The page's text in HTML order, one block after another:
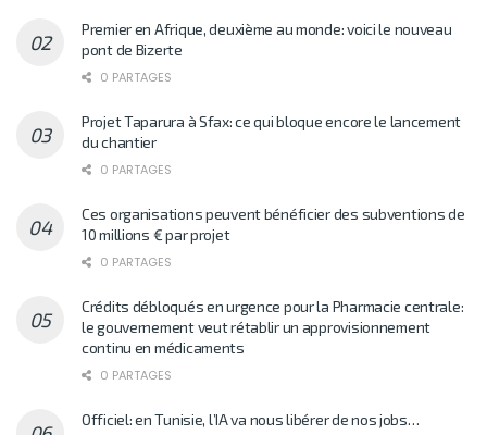
Premier en Afrique, deuxième au monde: voici le nouveau
pont de Bizerte
0 PARTAGES
Projet Taparura à Sfax: ce qui bloque encore le lancement
du chantier
0 PARTAGES
Ces organisations peuvent bénéficier des subventions de
10 millions € par projet
0 PARTAGES
Crédits débloqués en urgence pour la Pharmacie centrale:
le gouvernement veut rétablir un approvisionnement
continu en médicaments
0 PARTAGES
Officiel: en Tunisie, l’IA va nous libérer de nos jobs…